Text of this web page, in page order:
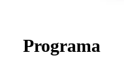
Programa